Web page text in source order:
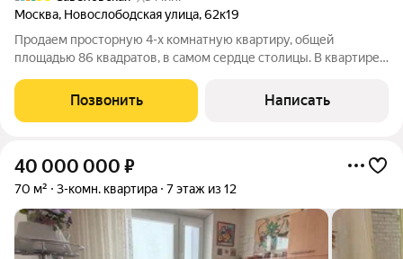
Москва, Новослободская улица,62к19
Продаем просторную 4-х комнатную квартиру, общей
площадью 86 квадратов, в самом сердце столицы. В квартире
метров, раздельный санузел, кухня - 7 метров. Квартира
чистая, теплая, сухая,
Позвонить Написать
40 000 000 ₽
70 м² 3-комн. квартира 7 этаж из 12